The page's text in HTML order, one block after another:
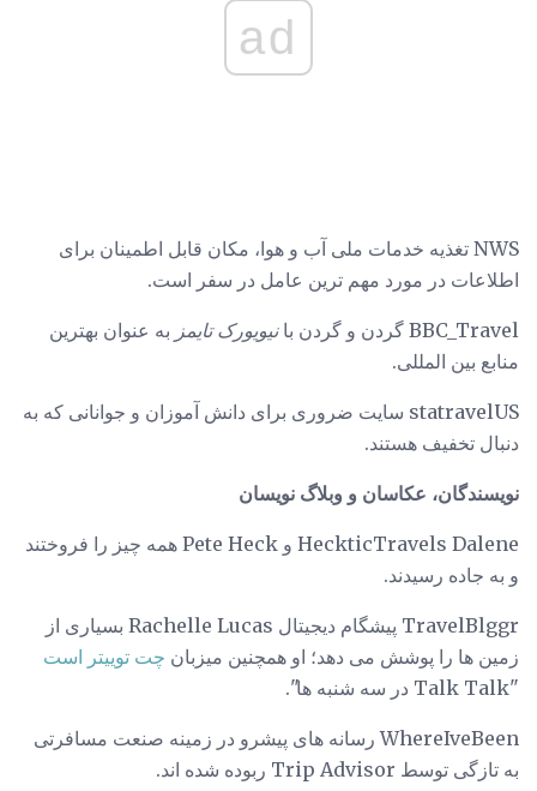
ad
NWS تغذیه خدمات ملی آب و هوا، مکان قابل اطمینان برای
اطلاعات در مورد مهم ترین عامل در سفر است.
BBC_Travel گردن و گردن با نیویورک تایمز به عنوان بهترین
منابع بین المللی.
statravelUS سایت ضروری برای دانش آموزان و جوانانی که به
دنبال تخفیف هستند.
نویسندگان، عکاسان و وبلاگ نویسان
HeckticTravels Dalene و Pete Heck همه چیز را فروختند
و به جاده رسیدند.
TravelBlggr پیشگام دیجیتال Rachelle Lucas بسیاری از
زمین ها را پوشش می دهد؛ او همچنین میزبان چت توییتر است
"Talk Talk در سه شنبه ها".
WhereIveBeen رسانه های پیشرو در زمینه صنعت مسافرتی
به تازگی توسط Trip Advisor ربوده شده اند.